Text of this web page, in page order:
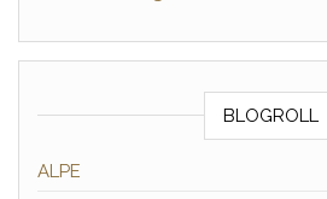
BLOGROLL
ALPE